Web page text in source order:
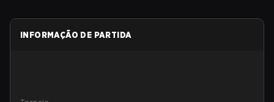
INFORMAÇÃO DE PARTIDA